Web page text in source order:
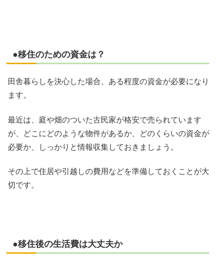
●移住のための資金は？
田舎暮らしを決心した場合、ある程度の資金が必要になり
ます。
最近は、庭や畑のついた古民家が格安で売られています
が、どこにどのような物件があるか、どのくらいの資金が
必要か、しっかりと情報収集しておきましょう。
その上で住居や引越しの費用などを準備しておくことが大
切です。
●移住後の生活費は大丈夫か